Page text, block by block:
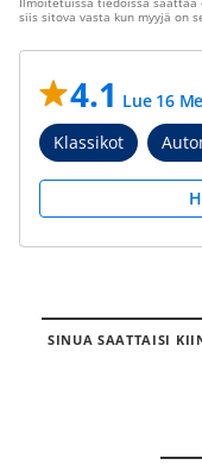
siis sitova vasta kun myyjä on
4.1 Lue 16
Klassikot
SINUA SAATTAISI